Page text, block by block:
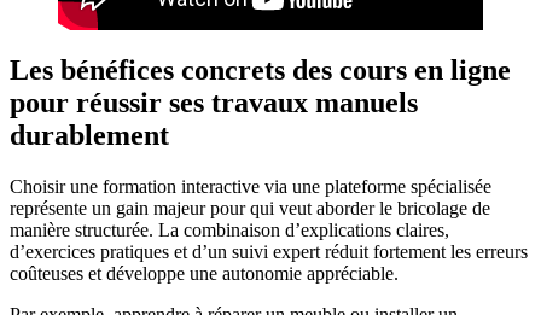
Les bénéfices concrets des cours en ligne
pour réussir ses travaux manuels
durablement
Choisir une formation interactive via une plateforme spécialisée
représente un gain majeur pour qui veut aborder le bricolage de
manière structurée. La combinaison d’explications claires,
d’exercices pratiques et d’un suivi expert réduit fortement les erreurs
coûteuses et développe une autonomie appréciable.